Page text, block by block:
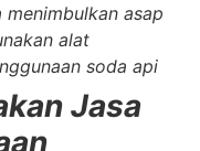
asap
alat
soda api
Jasa